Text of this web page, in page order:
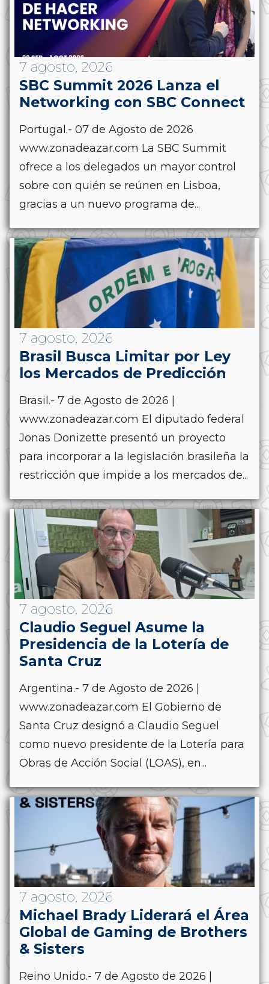
7 agosto, 2026
SBC Summit 2026 Lanza el
Networking con SBC Connect
Portugal.- 07 de Agosto de 2026
www.zonadeazar.com La SBC Summit
ofrece a los delegados un mayor control
sobre con quién se reúnen en Lisboa,
gracias a un nuevo programa de...
7 agosto, 2026
Brasil Busca Limitar por Ley
los Mercados de Predicción
Brasil.- 7 de Agosto de 2026 |
www.zonadeazar.com El diputado federal
Jonas Donizette presentó un proyecto
para incorporar a la legislación brasileña la
restricción que impide a los mercados de...
7 agosto, 2026
Claudio Seguel Asume la
Presidencia de la Lotería de
Santa Cruz
Argentina.- 7 de Agosto de 2026 |
www.zonadeazar.com El Gobierno de
Santa Cruz designó a Claudio Seguel
como nuevo presidente de la Lotería para
Obras de Acción Social (LOAS), en...
7 agosto, 2026
Michael Brady Liderará el Área
Global de Gaming de Brothers
& Sisters
Reino Unido.- 7 de Agosto de 2026 |